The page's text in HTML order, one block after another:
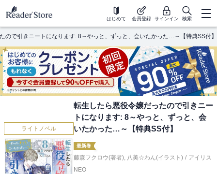
はじめて 会員登録 サインイン 検索
ので引きニートになります: 8～やっと、ずっと、会いたかった…～【特典SS付】
ライトノベル
転生したら悪役令嬢だったので引きニー
トになります: 8～やっと、ずっと、会
いたかった…～【特典SS付】
最新巻
藤森フクロウ(著者), 八美☆わん(イラスト) / アイリス
NEO